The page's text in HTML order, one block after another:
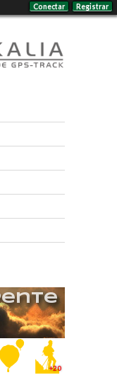
Conectar Registrar
+20